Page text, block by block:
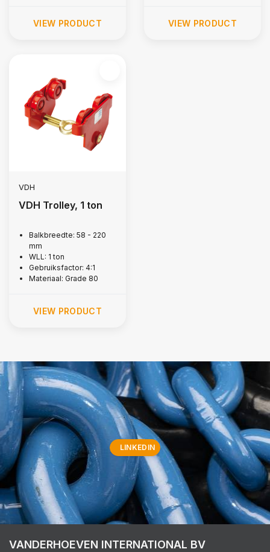
VIEW PRODUCT VIEW PRODUCT
VDH
VDH Trolley, 1 ton
Balkbreedte: 58 - 220
mm
WLL: 1 ton
Gebruiksfactor: 4:1
Materiaal: Grade 80
VIEW PRODUCT
LINKEDIN
VANDERHOEVEN INTERNATIONAL BV